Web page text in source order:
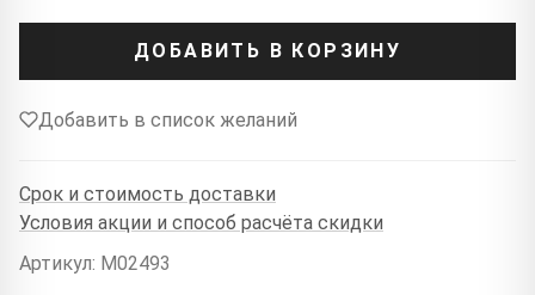
ДОБАВИТЬ В КОРЗИНУ
Добавить в список желаний
Срок и стоимость доставки
Условия акции и способ расчёта скидки
Артикул: M02493